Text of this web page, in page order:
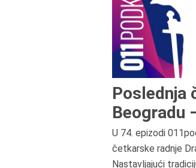
Poslednja
Beogradu
U 74. epizodi
četkarske radnje
Nastavljajući